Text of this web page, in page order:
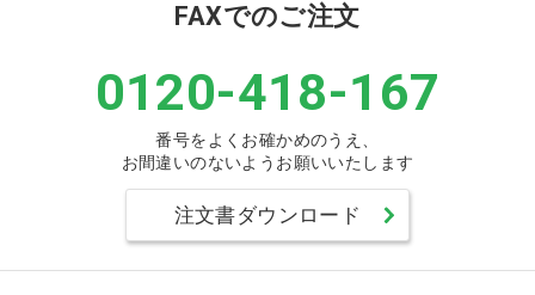
FAXでのご注文
0120-418-167
番号をよくお確かめのうえ、
お間違いのないようお願いいたします
注文書ダウンロード